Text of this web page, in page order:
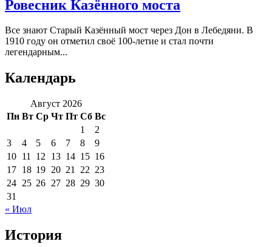
Ровесник Казённого моста
Все знают Старый Казённый мост через Дон в Лебедяни. В
1910 году он отметил своё 100-летие и стал почти
легендарным...
Календарь
Август 2026
Пн Вт Ср Чт Пт Сб Вс
1
2
3
4 5 6 7 8
9
10 11 12 13 14 15 16
17 18 19 20 21 22 23
24 25 26 27 28 29 30
31
« Июл
История